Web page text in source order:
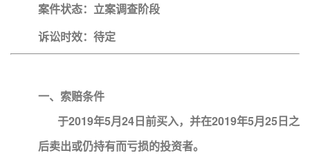
案件状态：立案调查阶段
诉讼时效：待定
一、索赔条件
于2019年5月24日前买入，并在2019年5月25日之
后卖出或仍持有而亏损的投资者。